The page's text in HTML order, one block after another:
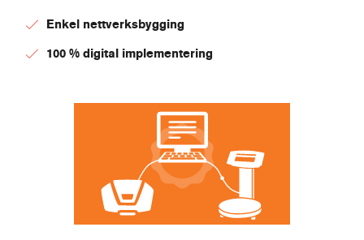
Enkel nettverksbygging
100 % digital implementering